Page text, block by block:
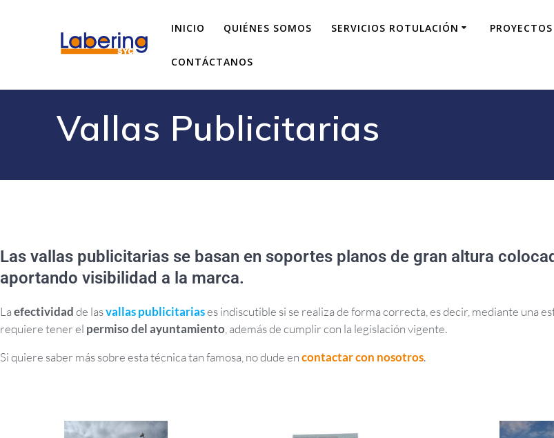
INICIO QUIÉNES SOMOS SERVICIOS ROTULACIÓN PROYECTOS
CONTÁCTANOS
Vallas Publicitarias
Las vallas publicitarias se basan en soportes planos de gran altura
aportando visibilidad a la marca.
Laefectividadde lasvallas publicitariases indiscutible si se realiza de forma correcta, es decir, mediante una
requiere tener el permiso del ayuntamiento , además de cumplir con la legislación vigente.
Si quiere saber más sobre esta técnica tan famosa, no dude encontactar con nosotros.